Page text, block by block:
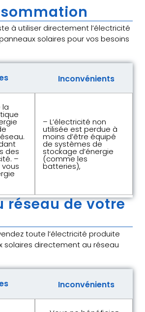
à utiliser directement l’électricité
solaires pour vos besoins
Inconvénients
la
des
–
– L’électricité non
utilisée est perdue à
moins d’être équipé
de systèmes de
stockage d’énergie
(comme les
batteries),
réseau de votre
toute l’électricité produite
solaires directement au réseau
Inconvénients